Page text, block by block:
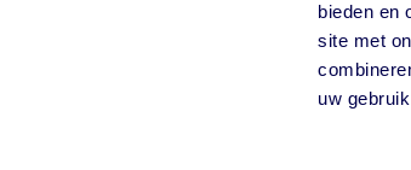
bieden en
site met
uw